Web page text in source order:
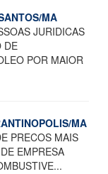
MA
JURIDICAS
DE
POR MAIOR
MA
PRECOS MAIS
EMPRESA